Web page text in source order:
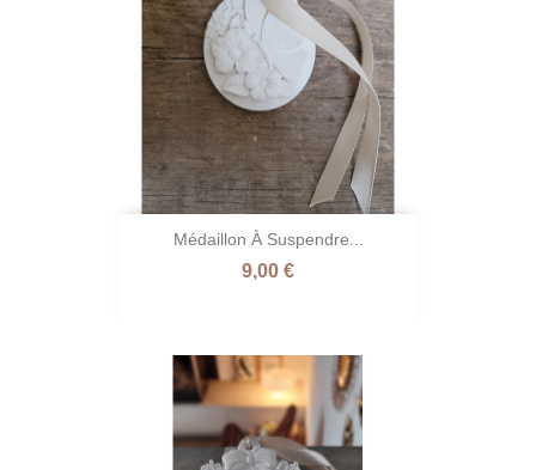
Médaillon À Suspendre...
Prix
9,00 €